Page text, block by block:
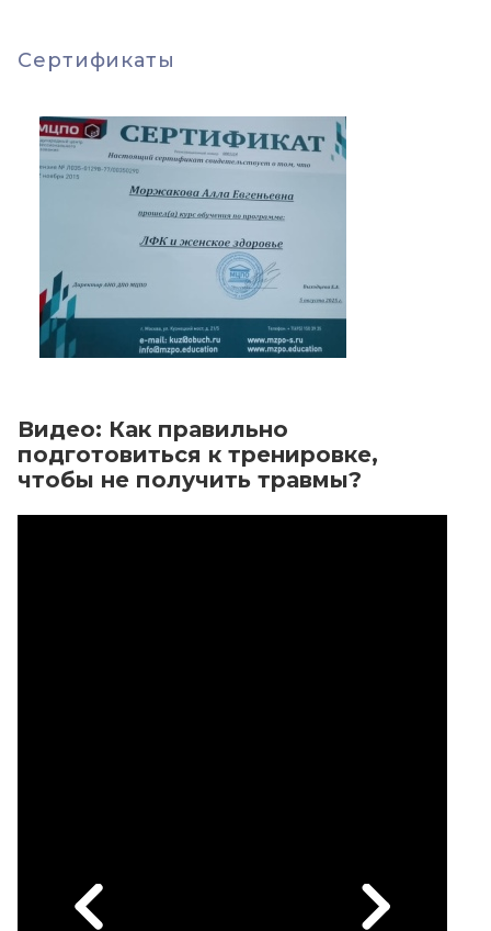
Cертификаты
Видео: Как правильно
подготовиться к тренировке,
чтобы не получить травмы?